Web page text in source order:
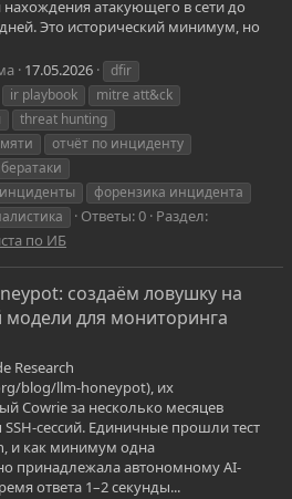
атакующего в сети до
Это исторический минимум, но
17.05.2026
dfir
ir playbook
mitre att&ck
threat hunting
отчёт по инциденту
форензика инцидента
Ответы: 0 Раздел:
по ИБ
создаём ловушку на
модели для мониторинга
Research
blog/llm-honeypot), их
Cowrie за несколько месяцев
сессий. Единичные прошли тест
и как минимум одна
принадлежала автономному AI-
ответа 1–2 секунды...